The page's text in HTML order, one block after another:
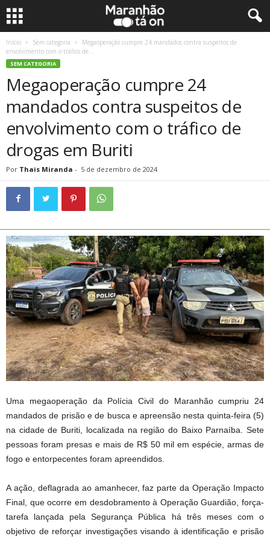
Início Sem categoria
Megaoperação cumpre 24 mandados contra suspeitos de
envolvimento com o tráfico de...
SEM CATEGORIA
Megaoperação cumpre 24
mandados contra suspeitos de
envolvimento com o tráfico de
drogas em Buriti
Por Thais Miranda - 5 de dezembro de 2024
Uma megaoperação da Polícia Civil do Maranhão cumpriu 24
mandados de prisão e de busca e apreensão nesta quinta-feira (5)
na cidade de Buriti, localizada na região do Baixo Parnaíba. Sete
pessoas foram presas e mais de R$ 50 mil em espécie, armas de
fogo e entorpecentes foram apreendidos.
A ação, deflagrada ao amanhecer, faz parte da Operação Impacto
Final, que ocorre em desdobramento à Operação Guardião, força-
tarefa lançada pela Segurança Pública há três meses com o
objetivo de reforçar investigações visando à identificação e prisão